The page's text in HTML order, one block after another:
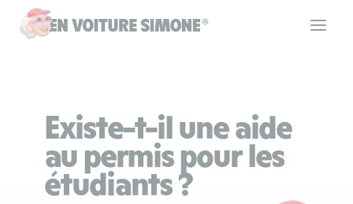
Permis de conduire
Allô Simone
Existe-t-il une aide
au permis pour les
étudiants ?